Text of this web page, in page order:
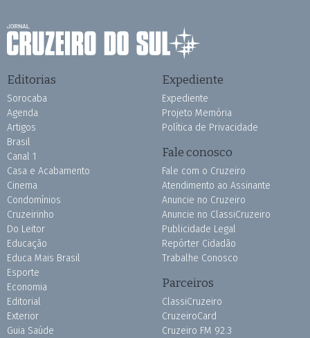
Editorias
Sorocaba
Agenda
Artigos
Brasil
Canal 1
Casa e Acabamento
Cinema
Condomínios
Cruzeirinho
Do Leitor
Educação
Educa Mais Brasil
Esporte
Economia
Editorial
Exterior
Guia Saúde
Expediente
Expediente
Projeto Memória
Política de Privacidade
Fale conosco
Fale com o Cruzeiro
Atendimento ao Assinante
Anuncie no Cruzeiro
Anuncie no ClassiCruzeiro
Publicidade Legal
Repórter Cidadão
Trabalhe Conosco
Parceiros
ClassiCruzeiro
CruzeiroCard
Cruzeiro FM 92.3